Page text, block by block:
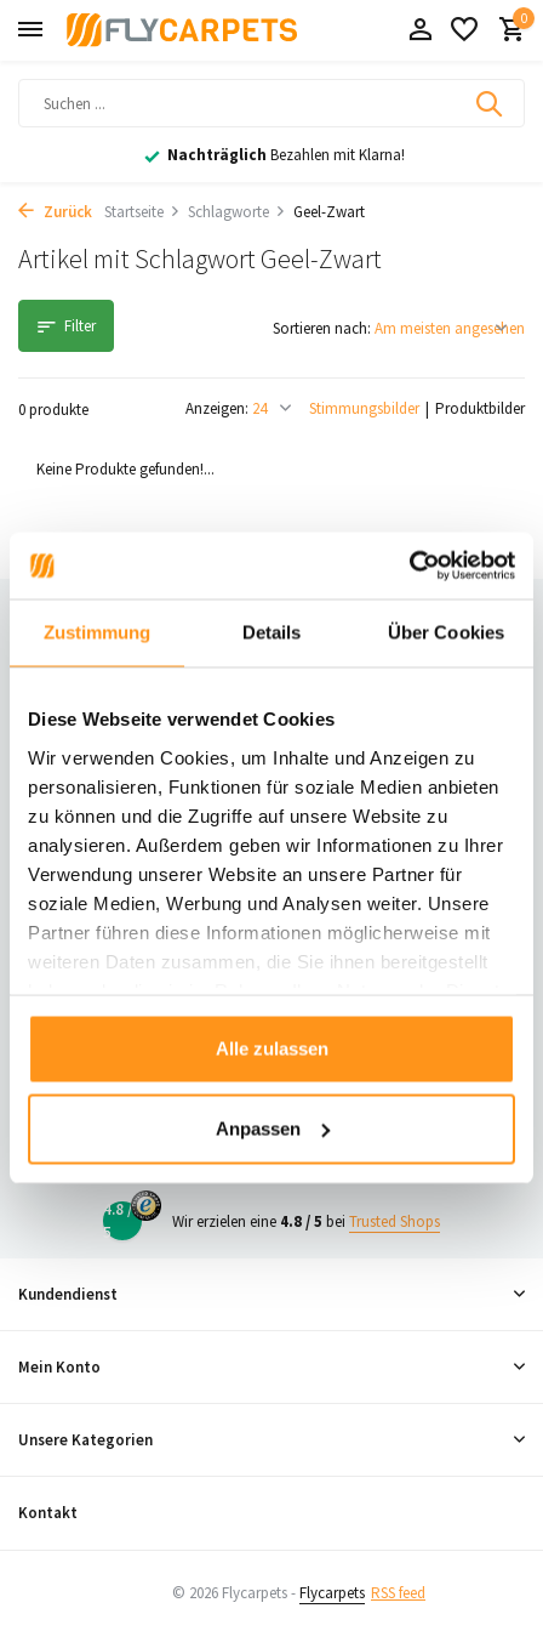
Zustimmung Details Über Cookies
Diese Webseite verwendet Cookies
Wir verwenden Cookies, um Inhalte und Anzeigen zu
personalisieren, Funktionen für soziale Medien anbieten
zu können und die Zugriffe auf unsere Website zu
analysieren. Außerdem geben wir Informationen zu Ihrer
Verwendung unserer Website an unsere Partner für
soziale Medien, Werbung und Analysen weiter. Unsere
Partner führen diese Informationen möglicherweise mit
weiteren Daten zusammen, die Sie ihnen bereitgestellt
gesammelt haben.
Alle zulassen
Anpassen
0
Nachträglich Bezahlen mit Klarna!
Zurück Startseite Schlagworte Geel-Zwart
Artikel mit Schlagwort Geel-Zwart
Filter
0 produkte Stimmungsbilder Produktbilder
Anzeigen:
Sortieren nach:
Keine Produkte gefunden!...
Informationen zur Rücksendung
Direkt chatten
Mit einem Mitarbeiter chatten
E-Mail senden
vragen@flycarpets.nl
Telefonischer Kontakt
23
4.8 /
5
Wir erzielen eine 4.8 / 5 bei Trusted Shops
Kundendienst
Mein Konto
Unsere Kategorien
Kontakt
© 2026 Flycarpets -Flycarpets RSS feed